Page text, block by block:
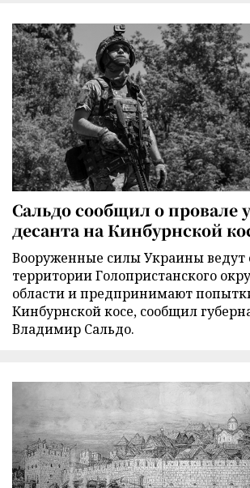
Сальдо сообщил о провале
десанта на Кинбурнской
Вооруженные силы Украины ведут
территории Голопристанского
области и предпринимают
Кинбурнской косе, сообщил
Владимир Сальдо.